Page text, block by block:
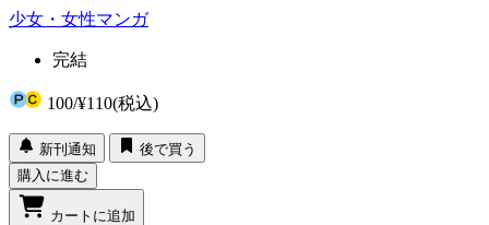
少女・女性マンガ
完結
100/¥110(税込)
新刊通知
後で買う
購入に進む
カートに追加